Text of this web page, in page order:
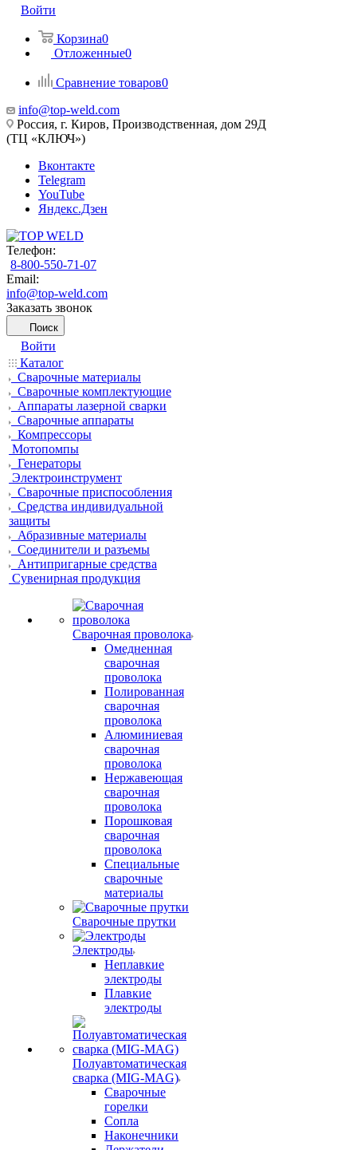
Войти
Корзина0
Отложенные0
Сравнение товаров0
info@top-weld.com
Россия, г. Киров, Производственная, дом 29Д
(ТЦ «КЛЮЧ»)
Вконтакте
Telegram
YouTube
Яндекс.Дзен
Телефон:
8-800-550-71-07
Email:
info@top-weld.com
Заказать звонок
Поиск
Войти
Каталог
Сварочные материалы
Сварочные комплектующие
Аппараты лазерной сварки
Сварочные аппараты
Компрессоры
Мотопомпы
Генераторы
Электроинструмент
Сварочные приспособления
Средства индивидуальной
защиты
Абразивные материалы
Соединители и разъемы
Антипригарные средства
Сувенирная продукция
Сварочная проволока
Омедненная
сварочная
проволока
Полированная
сварочная
проволока
Алюминиевая
сварочная
проволока
Нержавеющая
сварочная
проволока
Порошковая
сварочная
проволока
Специальные
сварочные
материалы
Сварочные прутки
Электроды
Неплавкие
электроды
Плавкие
электроды
Полуавтоматическая
сварка (MIG-MAG)
Сварочные
горелки
Сопла
Наконечники